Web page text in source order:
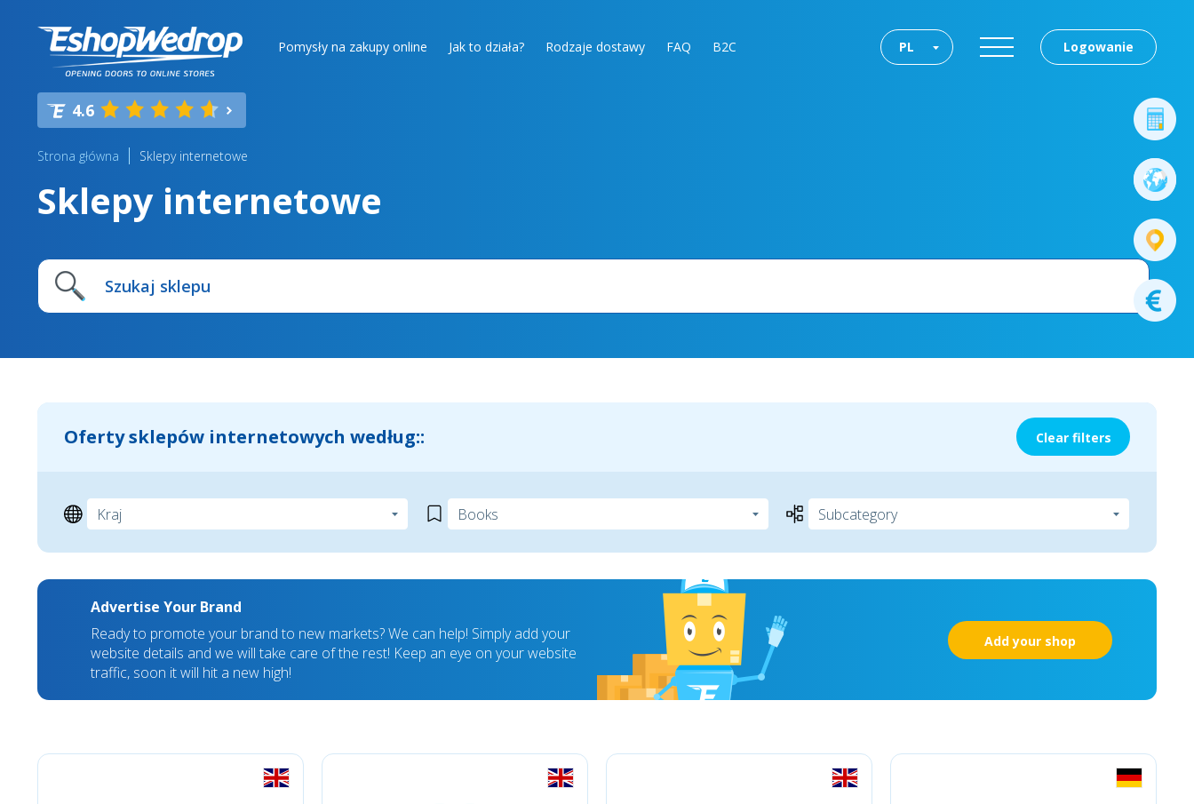
Pomysły na zakupy online Jak to działa? Rodzaje dostawy FAQ B2C Logowanie
PL
4.6
Strona główna Sklepy internetowe
Sklepy internetowe
Oferty sklepów internetowych według:: Clear filters
Advertise Your Brand
Ready to promote your brand to new markets? We can help! Simply add your
website details and we will take care of the rest! Keep an eye on your website
traffic, soon it will hit a new high!
Add your shop